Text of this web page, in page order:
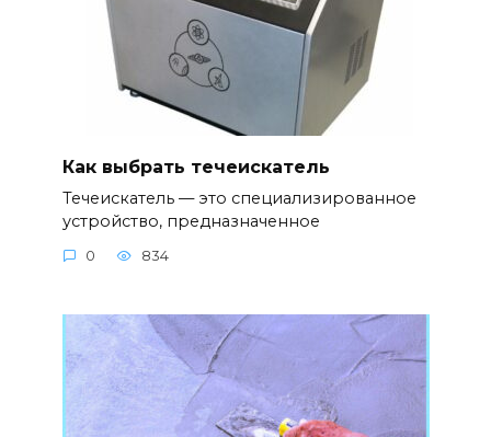
Как выбрать течеискатель
Течеискатель — это специализированное
устройство, предназначенное
0 834